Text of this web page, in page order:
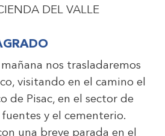
DEL VALLE
nos trasladaremos
visitando en el camino el
de Pisac, en el sector de
y el cementerio.
una breve parada en el